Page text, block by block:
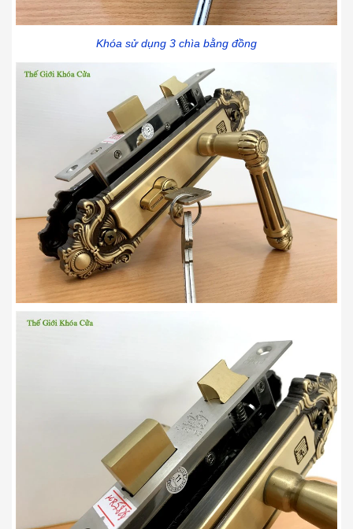
Khóa sử dụng 3 chìa bằng đồng